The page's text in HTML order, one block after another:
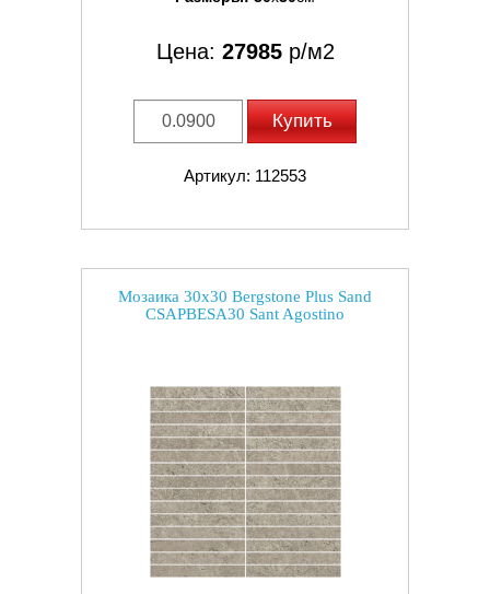
Цена: 27985р/м2
Купить
Артикул: 112553
Мозаика 30x30 Bergstone Plus Sand
CSAPBESA30 Sant Agostino